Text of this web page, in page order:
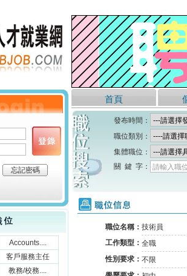
首頁
發布時間：
職位類別：
集體職位：
關 鍵 字：
請輸入職
職位信息
職位名稱： 技術員
工作類型： 全職
性別要求： 不限
忘記密碼
Accounts....
客戶服務主任
教務/校務....